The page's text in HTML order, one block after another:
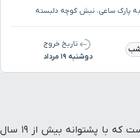
به پارک ساعی، نبش کوچه دلبسته
تاریخ خروج
دوشنبه ۱۹ مرداد
یوتراوز پلتفرم رزرو آنلاین سفر است که با پشتوانه بیش از ۱۹ سال